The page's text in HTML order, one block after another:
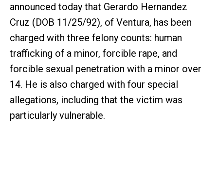
announced today that Gerardo Hernandez
Cruz (DOB 11/25/92), of Ventura, has been
charged with three felony counts: human
trafficking of a minor, forcible rape, and
forcible sexual penetration with a minor over
14. He is also charged with four special
allegations, including that the victim was
particularly vulnerable.